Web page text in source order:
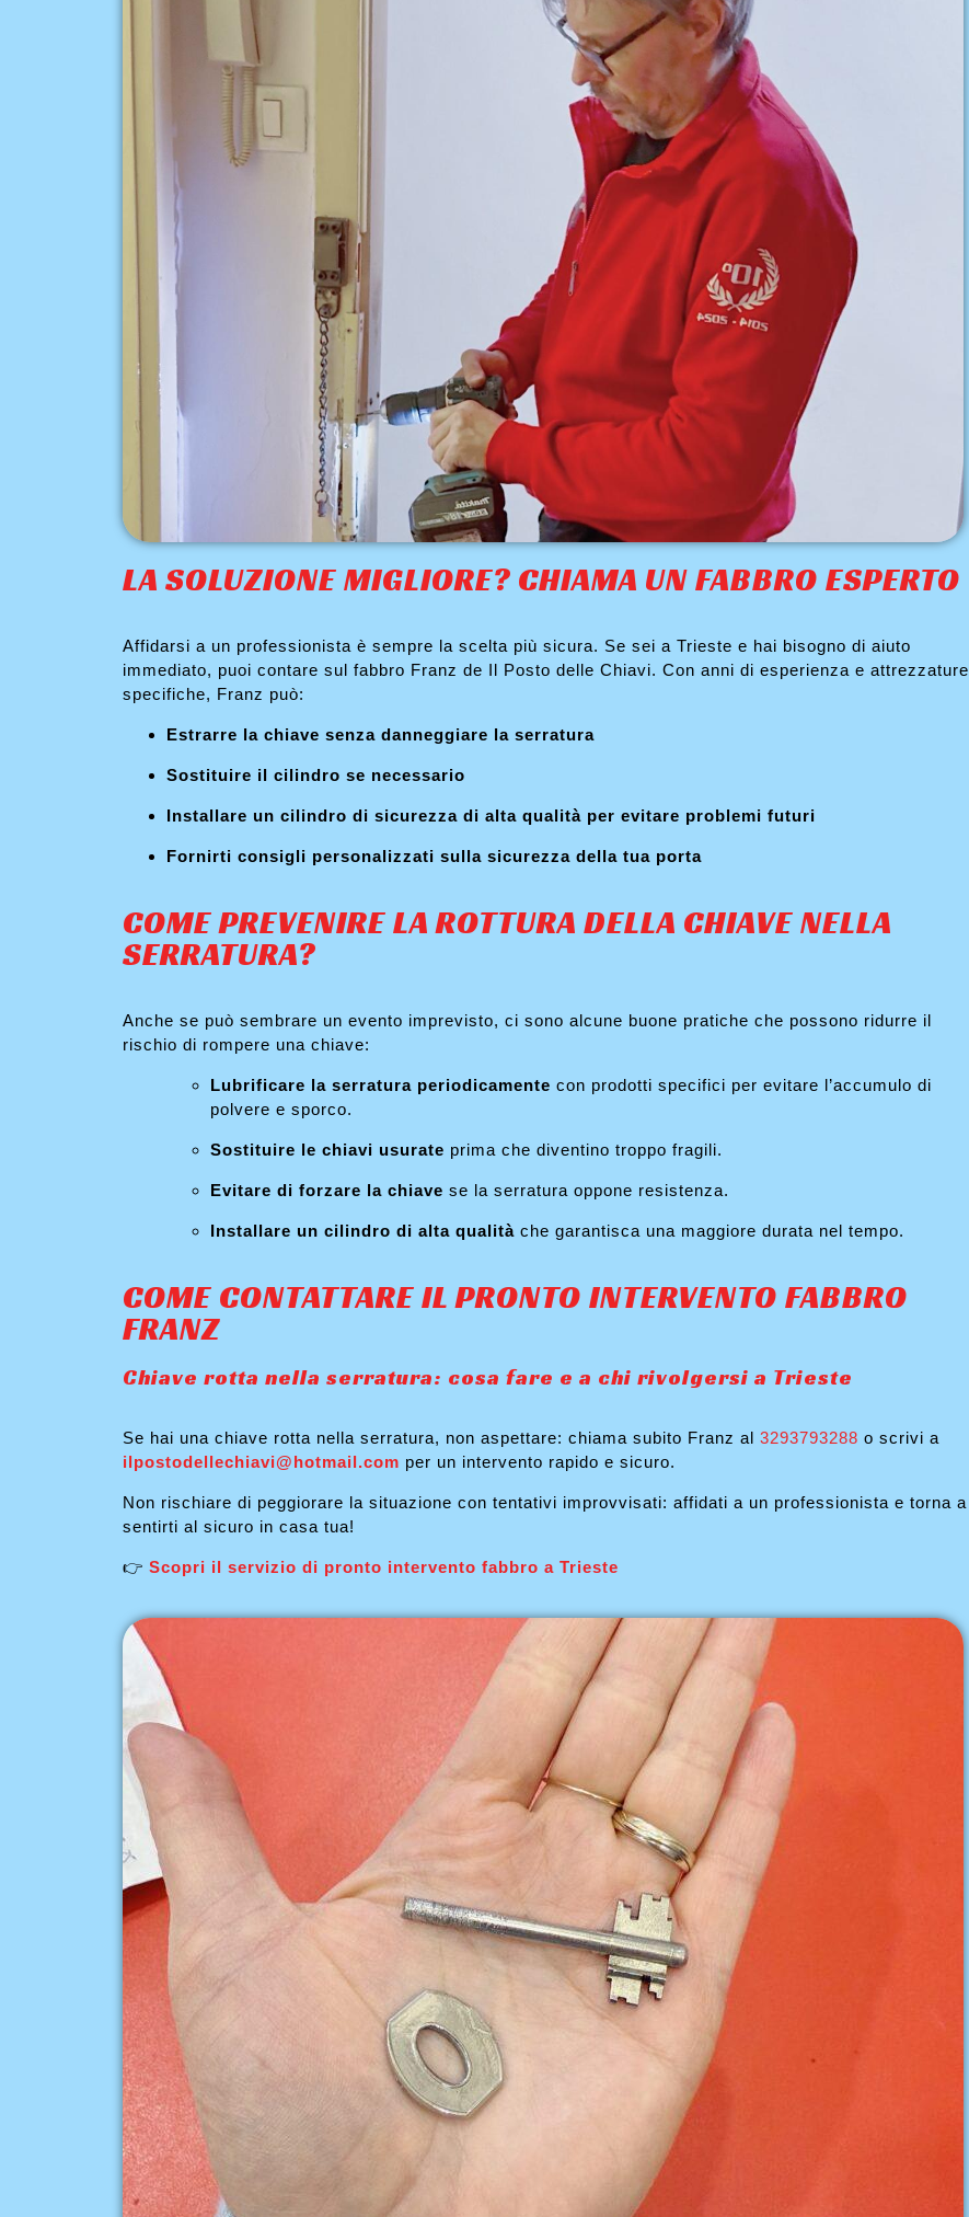
LA SOLUZIONE MIGLIORE? CHIAMA UN FABBRO ESPERTO
Affidarsi a un professionista è sempre la scelta più sicura. Se sei a Trieste e hai bisogno di aiuto
immediato, puoi contare sul fabbro Franz de Il Posto delle Chiavi. Con anni di esperienza e attrezzature
specifiche, Franz può:
Estrarre la chiave senza danneggiare la serratura
Sostituire il cilindro se necessario
Installare un cilindro di sicurezza di alta qualità per evitare problemi futuri
Fornirti consigli personalizzati sulla sicurezza della tua porta
COME PREVENIRE LA ROTTURA DELLA CHIAVE NELLA
SERRATURA?
Anche se può sembrare un evento imprevisto, ci sono alcune buone pratiche che possono ridurre il
rischio di rompere una chiave:
Lubrificare la serratura periodicamente con prodotti specifici per evitare l’accumulo di
polvere e sporco.
Sostituire le chiavi usurate prima che diventino troppo fragili.
Evitare di forzare la chiave se la serratura oppone resistenza.
Installare un cilindro di alta qualità che garantisca una maggiore durata nel tempo.
COME CONTATTARE IL PRONTO INTERVENTO FABBRO
FRANZ
Chiave rotta nella serratura: cosa fare e a chi rivolgersi a Trieste
Se hai una chiave rotta nella serratura, non aspettare: chiama subito Franz al 3293793288 o scrivi a
ilpostodellechiavi@hotmail.com per un intervento rapido e sicuro.
Non rischiare di peggiorare la situazione con tentativi improvvisati: affidati a un professionista e torna a
sentirti al sicuro in casa tua!
👉 Scopri il servizio di pronto intervento fabbro a Trieste